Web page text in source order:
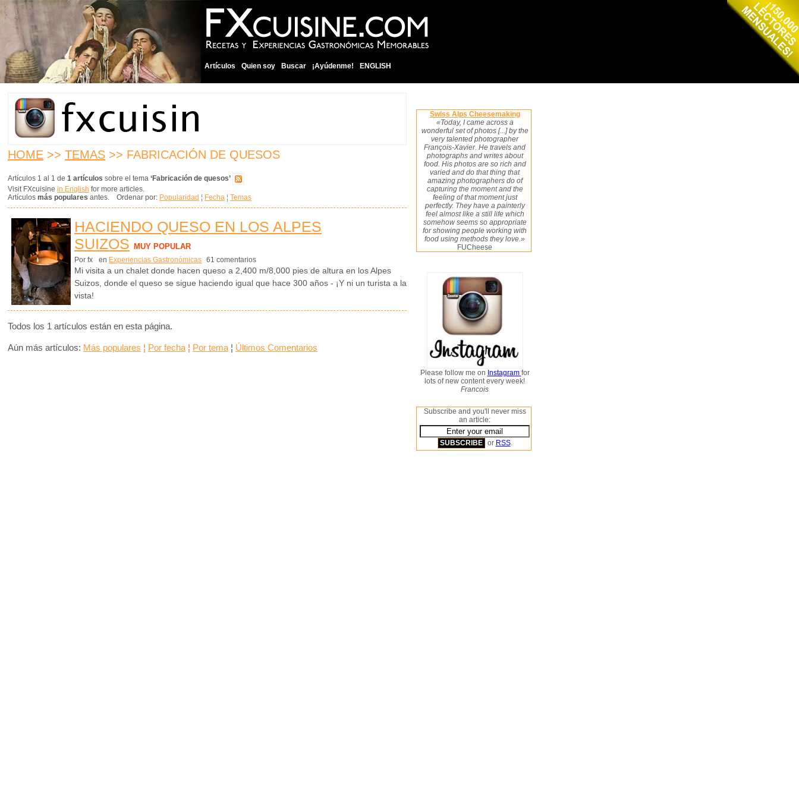
Artículos Quien soy Buscar ¡Ayúdenme! ENGLISH
HOME >> TEMAS >> FABRICACIÓN DE QUESOS
Artículos 1 al 1 de 1 artículos sobre el tema ‘Fabricación de quesos’
Visit FXcuisine in English for more articles.
Artículos más populares antes. Ordenar por: Popularidad ¦ Fecha ¦ Temas
HACIENDO QUESO EN LOS ALPES
SUIZOS
MUY POPULAR
Por fx en Experiencias Gastronómicas 61 comentarios
Mi visita a un chalet donde hacen queso a 2,400 m/8,000 pies de altura en los Alpes
Suizos, donde el queso se sigue haciendo igual que hace 300 años - ¡Y ni un turista a la
vista!
Todos los 1 artículos están en esta página.
Aún más artículos: Más populares ¦ Por fecha ¦ Por tema ¦ Últimos Comentarios
Swiss Alps Cheesemaking
«Today, I came across a
wonderful set of photos [...] by the
very talented photographer
François-Xavier. He travels and
photographs and writes about
food. His photos are so rich and
varied and do that thing that
amazing photographers do of
capturing the moment and the
feeling of that moment just
perfectly. They have a painterly
feel almost like a still life which
somehow seems so appropriate
for showing people working with
food using methods they love.»
FUCheese
Please follow me on Instagram for
lots of new content every week!
Francois
Subscribe and you'll never miss
an article:
or RSS.